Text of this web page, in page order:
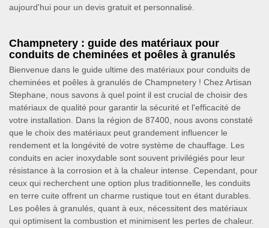
aujourd'hui pour un devis gratuit et personnalisé.
Champnetery : guide des matériaux pour
conduits de cheminées et poêles à granulés
Bienvenue dans le guide ultime des matériaux pour conduits de
cheminées et poêles à granulés de Champnetery ! Chez Artisan
Stephane, nous savons à quel point il est crucial de choisir des
matériaux de qualité pour garantir la sécurité et l'efficacité de
votre installation. Dans la région de 87400, nous avons constaté
que le choix des matériaux peut grandement influencer le
rendement et la longévité de votre système de chauffage. Les
conduits en acier inoxydable sont souvent privilégiés pour leur
résistance à la corrosion et à la chaleur intense. Cependant, pour
ceux qui recherchent une option plus traditionnelle, les conduits
en terre cuite offrent un charme rustique tout en étant durables.
Les poêles à granulés, quant à eux, nécessitent des matériaux
qui optimisent la combustion et minimisent les pertes de chaleur.